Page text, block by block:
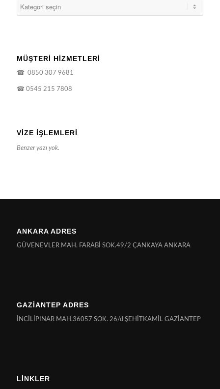
MÜŞTERİ HİZMETLERİ
☎0850 307 9681
☎0545 215 7808
VIZE İŞLEMLERI
Benzer yazı yok.
ANKARA ADRES
GÜVENEVLER MAH. FARABİ SOK.49/2 ÇANKAYA ANKARA
GAZİANTEP ADRES
İNCİLİPINAR MAH.36057 SOK. 26/d ŞEHİTKAMİL GAZİANTEP
LİNKLER